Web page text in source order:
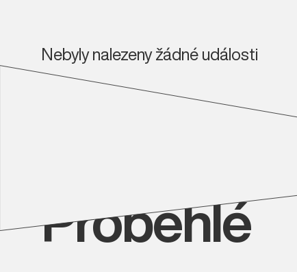
Nebyly nalezeny žádné události
Proběhlé